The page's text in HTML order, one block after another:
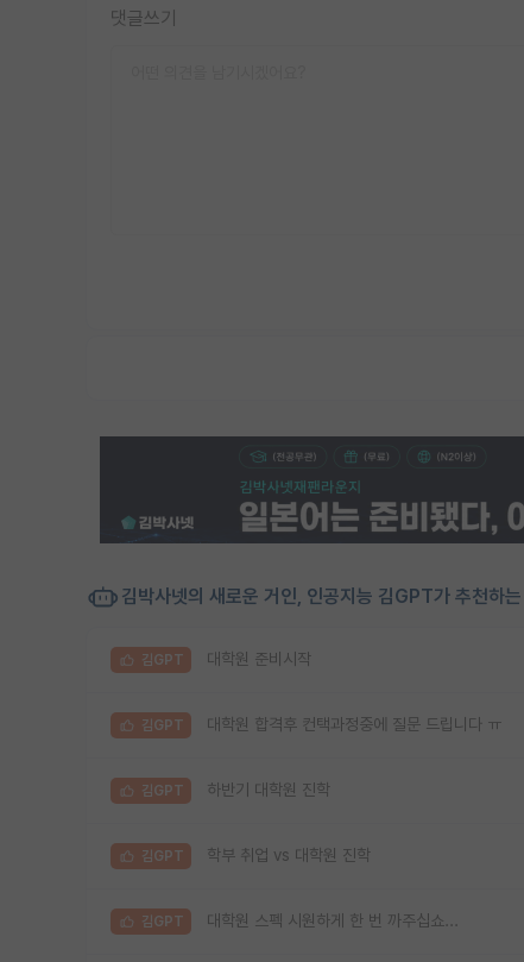
댓글쓰기
김박사넷의 새로운 거인, 인공지능 김GPT가 추천하
김GPT 대학원 준비시작
김GPT 대학원 합격후 컨택과정중에 질문 드립니다 ㅠ
김GPT 하반기 대학원 진학
김GPT 학부 취업 vs 대학원 진학
김GPT 대학원 스펙 시원하게 한 번 까주십쇼...